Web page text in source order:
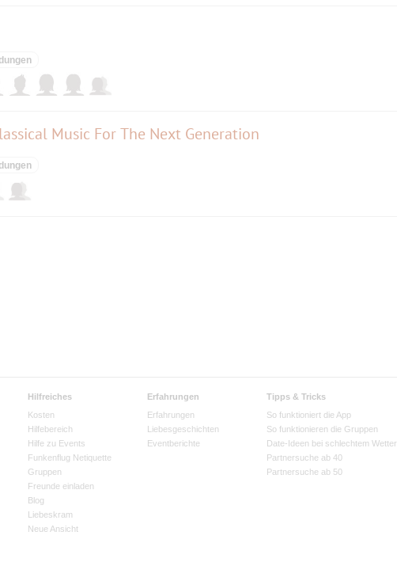
Music For The Next Generation
Hilfreiches
Kosten
Hilfebereich
Hilfe zu Events
Funkenflug Netiquette
Gruppen
Freunde einladen
Blog
Liebeskram
Neue Ansicht
Erfahrungen
Erfahrungen
Liebesgeschichten
Eventberichte
Tipps & Tricks
So funktioniert die App
So funktionieren die Gruppen
Date-Ideen bei schlechtem Wetter
Partnersuche ab 40
Partnersuche ab 50